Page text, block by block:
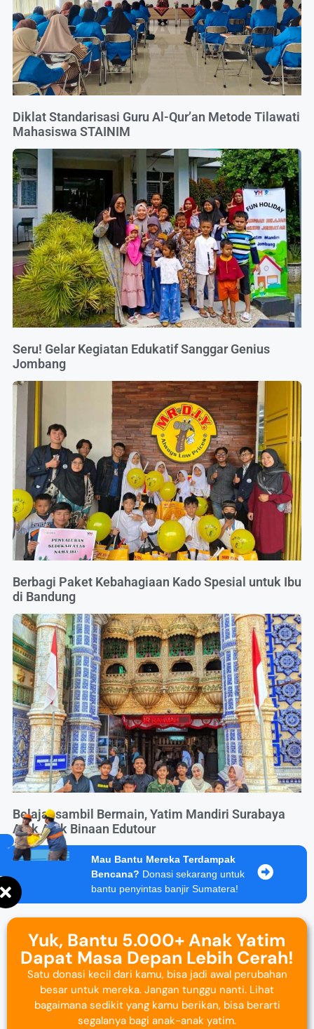
Diklat Standarisasi Guru Al-Qur’an Metode Tilawati
Mahasiswa STAINIM
Seru! Gelar Kegiatan Edukatif Sanggar Genius
Jombang
Berbagi Paket Kebahagiaan Kado Spesial untuk Ibu
di Bandung
Belajar sambil Bermain, Yatim Mandiri Surabaya
Ajak Adik Binaan Edutour
Mau Bantu Mereka Terdampak
Bencana? Donasi sekarang untuk
bantu penyintas banjir Sumatera!
Yuk, Bantu 5.000+ Anak Yatim
Dapat Masa Depan Lebih Cerah!
Satu donasi kecil dari kamu, bisa jadi awal perubahan
besar untuk mereka. Jangan tunggu nanti. Lihat
bagaimana sedikit yang kamu berikan, bisa berarti
segalanya bagi anak-anak yatim.